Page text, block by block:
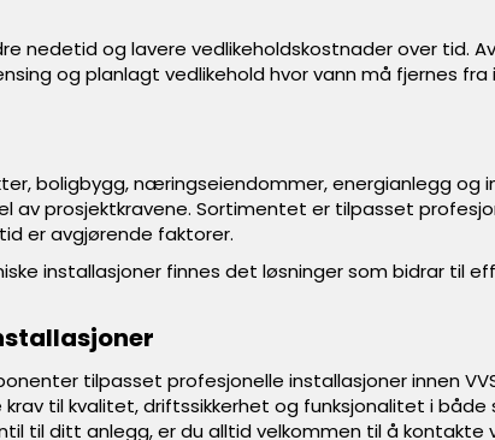
nedetid og lavere vedlikeholdskostnader over tid.
og planlagt vedlikehold hvor vann må fjernes fra
boligbygg, næringseiendommer, energianlegg og
av prosjektkravene. Sortimentet er tilpasset
er avgjørende faktorer.
installasjoner finnes det løsninger som bidrar til
tilpasset profesjonelle installasjoner innen
til kvalitet, driftssikkerhet og funksjonalitet i både
til ditt anlegg, er du alltid velkommen til å kontakte